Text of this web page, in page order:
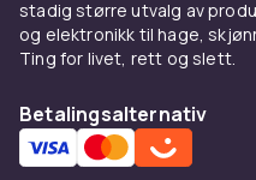
Farge
12 st
Vekt, gram
1995
Artikkel nr.
stadig større utvalg av
og elektronikk til hage,
Ting for livet, rett og slett.
Betalingsalternativ